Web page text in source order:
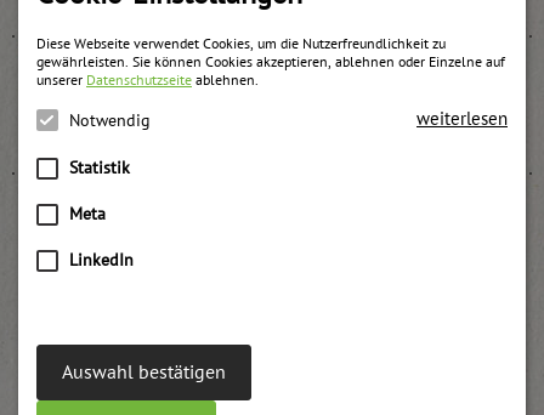
Diese Webseite verwendet Cookies, um die Nutzerfreundlichkeit zu
gewährleisten. Sie können Cookies akzeptieren, ablehnen oder Einzelne auf
unserer Datenschutzseite ablehnen.
Notwendig
Statistik
Meta
LinkedIn
weiterlesen
Auswahl bestätigen
Marillen Konfitüre „Konditor Spezial“